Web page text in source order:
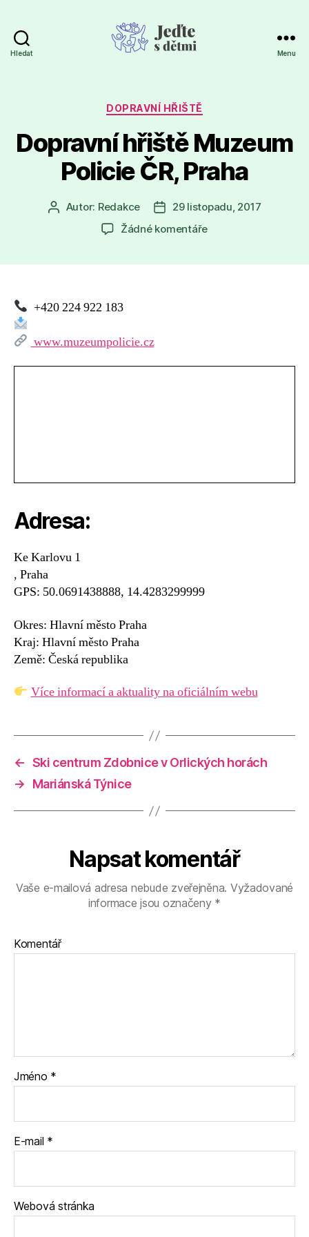
Hledat Menu
Rubriky
DOPRAVNÍ HŘIŠTĚ
Dopravní hřiště Muzeum
Policie ČR, Praha
AutorAutor: Redakce
Datum
příspěvku
29 listopadu, 2017
Žádné komentářeu
Praha
+420 224 922 183
www.muzeumpolicie.cz
Adresa:
Ke Karlovu 1
, Praha
GPS: 50.0691438888, 14.4283299999
Okres: Hlavní město Praha
Kraj: Hlavní město Praha
Země: Česká republika
Více informací a aktuality na oficiálním webu
← Ski centrum Zdobnice v Orlických horách
→
Mariánská Týnice
Napsat komentář
Vaše e-mailová adresa nebude zveřejněna. Vyžadované
informace jsou označeny *
Komentář
Jméno *
E-mail *
Webová stránka